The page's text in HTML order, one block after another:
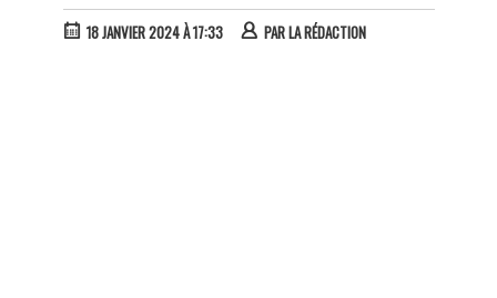
18 JANVIER 2024 À 17:33 PARLA RÉDACTION